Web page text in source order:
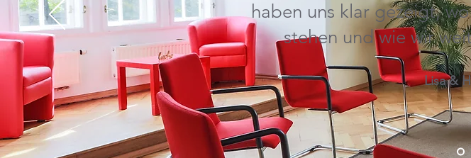
haben uns klar gezeigt,
stehen und wie wir
Lisa &